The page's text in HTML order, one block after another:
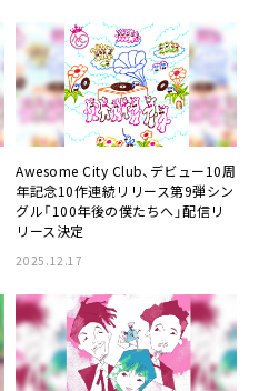
Awesome City Club、デビュー10周
年記念10作連続リリース第9弾シン
グル「100年後の僕たちへ」配信リ
リース決定
2025.12.17